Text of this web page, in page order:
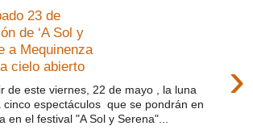
23 de
de ‘A Sol y
a Mequinenza
cielo abierto
›
de este viernes, 22 de mayo , la luna
cinco espectáculos que se pondrán en
en el festival "A Sol y Serena"...